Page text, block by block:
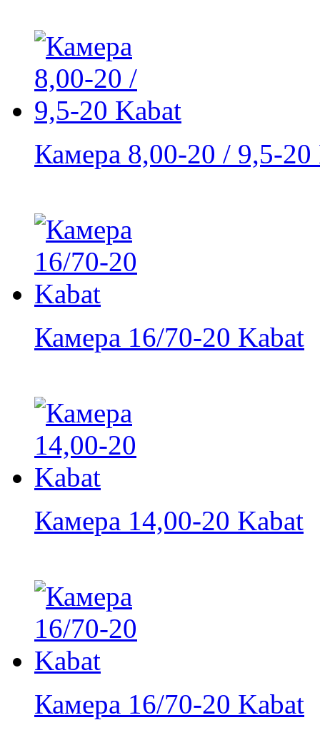
Камера 8,00-20 / 9,5-20
Камера 16/70-20 Kabat
Камера 14,00-20 Kabat
Камера 16/70-20 Kabat